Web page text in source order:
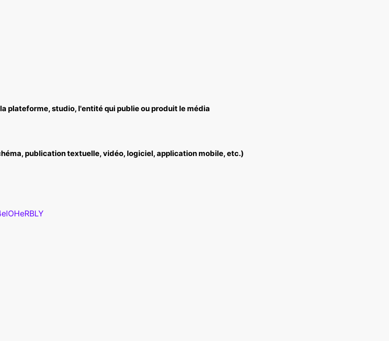
plateforme, studio, l'entité qui publie ou produit le média
publication textuelle, vidéo, logiciel, application mobile, etc.)